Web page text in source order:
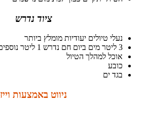
ציוד נדרש
נעלי טיולים יעודיות מומלץ ביותר
3 ליטר מים ביום חם נדרש 1 ליטר נוספים
אוכל למהלך הטיול
כובע
בגד ים
ניווט באמצעות וייז